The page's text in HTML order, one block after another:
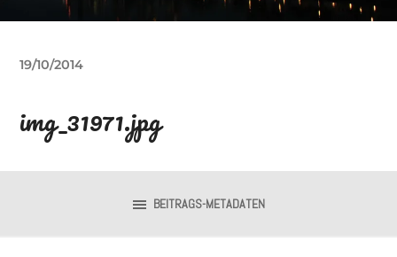
19/10/2014
img_31971.jpg
BEITRAGS-METADATEN